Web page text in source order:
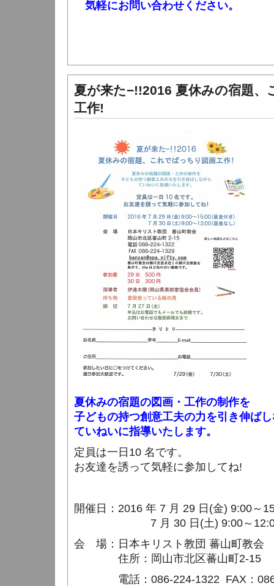
気軽にお問い合わせください。
夏が来た−!!2016 夏休みの宿題、
工作!
夏休みの宿題の図画・工作の制作を
子どもの持つ創意工夫の力を引き伸ば
ていねいに指導いたします。
定員は一日10 名です。
お友達を誘って気軽に参加してね!
開催日： 2016 年 7 月 29 日(金) 9:00～
7 月 30 日(土) 9:00～12:00
会 場： 日本キリスト教団 蕃山町教会
住所：岡山市北区蕃山町2-15
電話：086-224-1322 FAX：